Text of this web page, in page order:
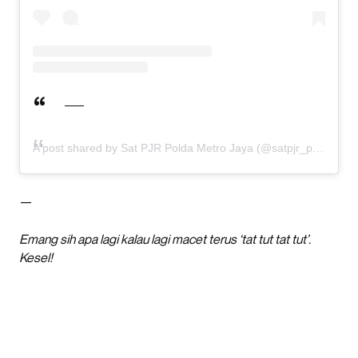
A post shared by Sat PJR Polda Metro Jaya (@satpjr_poldametrojaya)
—
Emang sih apa lagi kalau lagi macet terus ‘tat tut tat tut’.
Kesel!